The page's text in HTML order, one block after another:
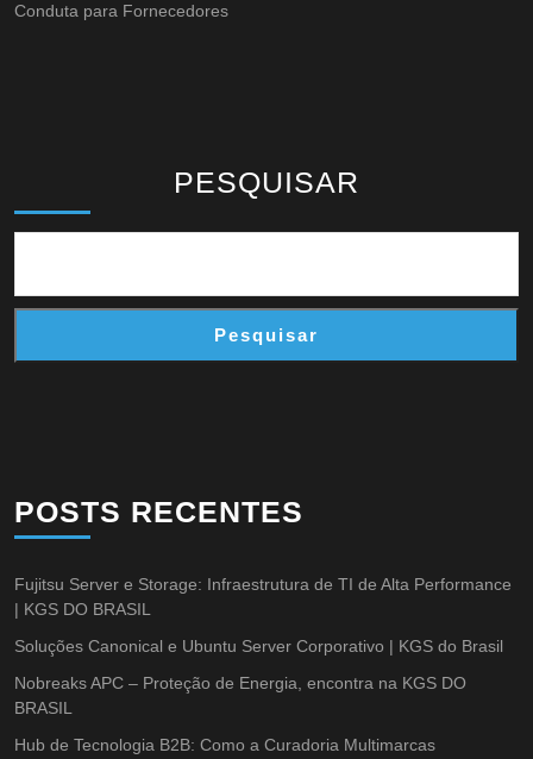
Conduta para Fornecedores
PESQUISAR
Pesquisar
POSTS RECENTES
Fujitsu Server e Storage: Infraestrutura de TI de Alta Performance
| KGS DO BRASIL
Soluções Canonical e Ubuntu Server Corporativo | KGS do Brasil
Nobreaks APC – Proteção de Energia, encontra na KGS DO
BRASIL
Hub de Tecnologia B2B: Como a Curadoria Multimarcas